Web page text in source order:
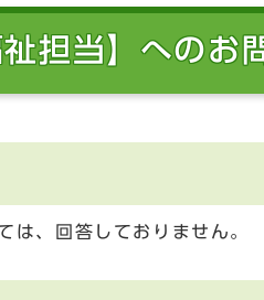
担当】へのお
は、回答しておりません。